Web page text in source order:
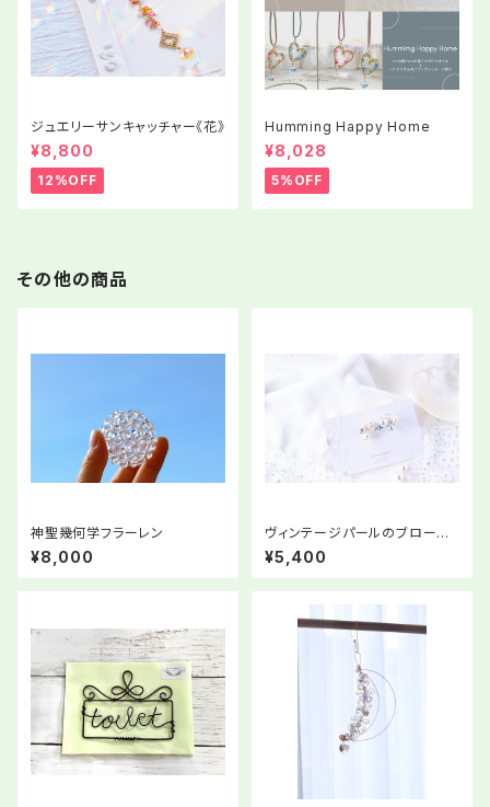
ジュエリーサンキャッチャー《花》
¥8,800
12%OFF
Humming Happy Home
¥8,028
5%OFF
その他の商品
神聖幾何学フラーレン
¥8,000
ヴィンテージパールのブロー
チ〜日常を「とっておきの私」で
過ごすアクセサリー
¥5,400